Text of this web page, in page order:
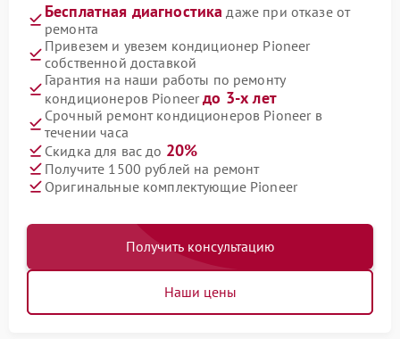
Бесплатная диагностика даже при отказе от
ремонта
Привезем и увезем кондиционер Pioneer
собственной доставкой
Гарантия на наши работы по ремонту
кондиционеров Pioneerдо 3-х лет
Срочный ремонт кондиционеров Pioneer в
течении часа
Скидка для вас до 20%
Получите 1500 рублей на ремонт
Оригинальные комплектующие Pioneer
Получить консультацию
Наши цены